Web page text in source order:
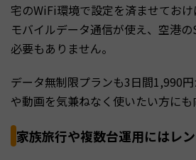
宅のWiFi環境で設定を済ませてお
モバイルデータ通信が使え、空港
必要もありません。
データ無制限プランも3日間1,990
や動画を気兼ねなく使いたい方にも
家族旅行や複数台運用にはレ